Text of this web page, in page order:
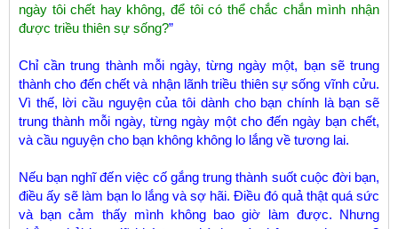
ngày tôi chết hay không, để tôi có thể chắc chắn mình nhận
được triều thiên sự sống?”
Chỉ cần trung thành mỗi ngày, từng ngày một, bạn sẽ trung
thành cho đến chết và nhận lãnh triều thiên sự sống vĩnh cửu.
Vì thế, lời cầu nguyện của tôi dành cho bạn chính là bạn sẽ
trung thành mỗi ngày, từng ngày một cho đến ngày bạn chết,
và cầu nguyện cho bạn không không lo lắng về tương lai.
Nếu bạn nghĩ đến việc cố gắng trung thành suốt cuộc đời bạn,
điều ấy sẽ làm bạn lo lắng và sợ hãi. Điều đó quả thật quá sức
và bạn cảm thấy mình không bao giờ làm được. Nhưng